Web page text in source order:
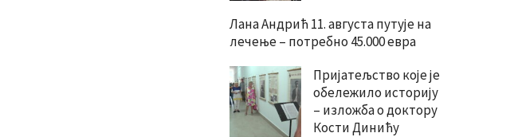
Лана Андрић 11. августа путује на
лечење – потребно 45.000 евра
Пријатељство које је
обележило историју
– изложба о доктору
Кости Динићу